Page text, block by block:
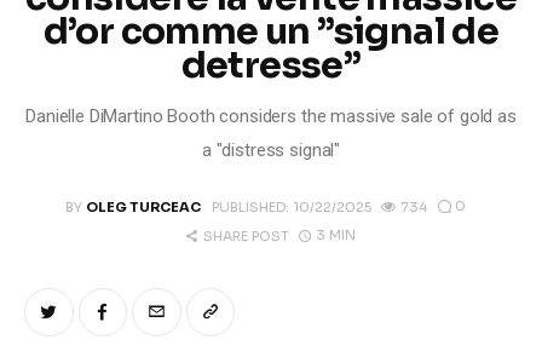
Climate
Markets
Reports
d’or comme un ”signal de
detresse”
Danielle DiMartino Booth considers the massive sale of gold as
a "distress signal"
BY OLEG TURCEAC PUBLISHED: 10/22/2025 734
0
SHARE POST
3 MIN